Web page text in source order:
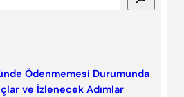
Ödenmemesi Durumunda
ve İzlenecek Adımlar